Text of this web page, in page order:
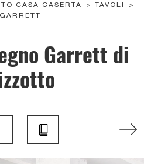
CASA CASERTA > TAVOLI
>
GARRETT
Garrett di